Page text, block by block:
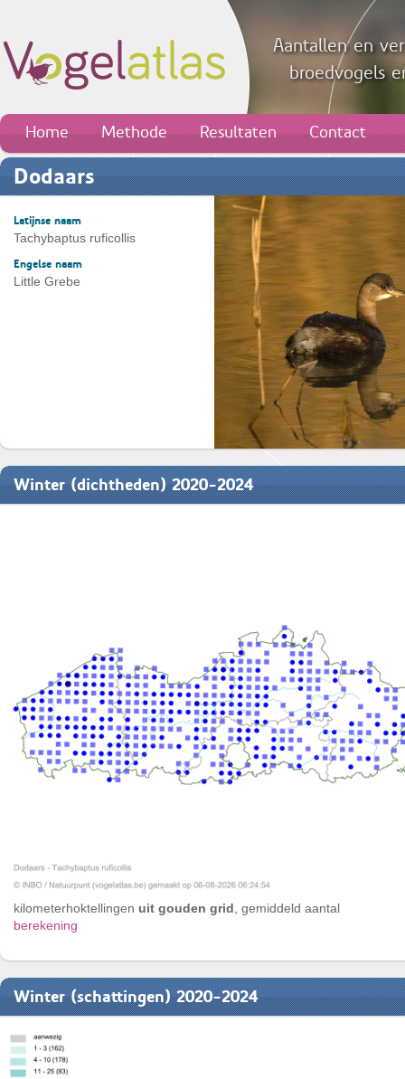
Aantallen en
broedvogels
Home Methode Resultaten Contact
Dodaars
Latijnse naam
Tachybaptus ruficollis
Engelse naam
Little Grebe
Winter (dichtheden) 2020-2024
kilometerhoktellingen uit gouden grid, gemiddeld aantal
berekening
Winter (schattingen) 2020-2024